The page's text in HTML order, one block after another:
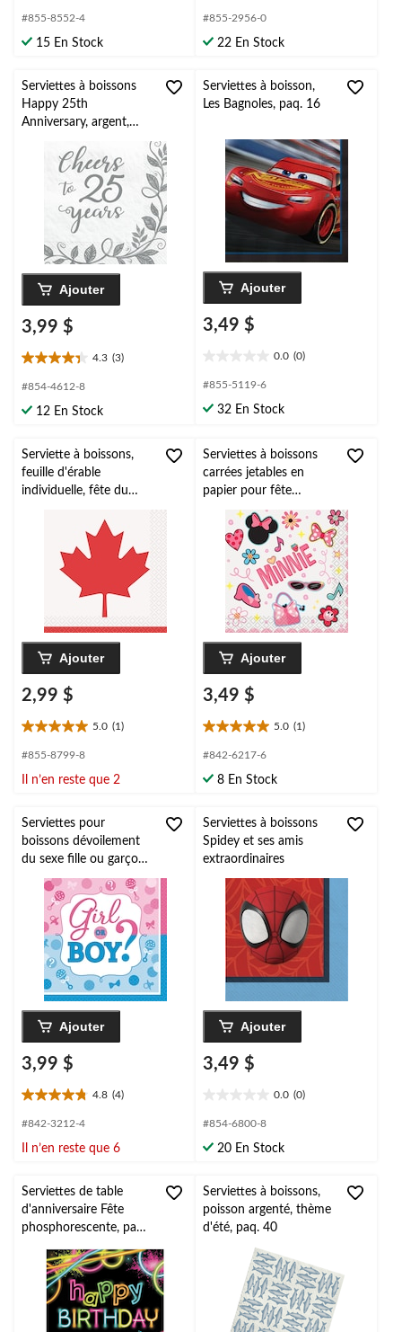
étoile(s)
5.
#855-8552-4
15 En Stock
étoile(s)
5.
#855-2956-0
22 En Stock
Serviettes à boissons
Happy 25th
Anniversary, argent,
Ajouter
3,99 $
4.3 (3)
4.3
étoile(s)
5.
évaluations
#854-4612-8
12 En Stock
Serviettes à boisson,
Les Bagnoles, paq. 16
Ajouter
3,49 $
0.0 (0)
étoile(s)
5.
#855-5119-6
32 En Stock
Serviette à boissons,
feuille d'érable
individuelle, fête du
Ajouter
2,99 $
5.0 (1)
5.0
étoile(s)
5.
évaluation
#855-8799-8
Il n’en reste que 2
Serviettes à boissons
carrées jetables en
papier pour fête
d'anniversaire Disney
Minnie Mouse, rose, 5
po, paq. 16, 2
épaisseurs
Ajouter
3,49 $
5.0 (1)
5.0
étoile(s)
5.
évaluation
#842-6217-6
8 En Stock
Serviettes pour
boissons dévoilement
du sexe fille ou garçon,
paq. 16
Ajouter
3,99 $
4.8 (4)
4.8
étoile(s)
5.
évaluations
#842-3212-4
Il n’en reste que 6
Serviettes à boissons
Spidey et ses amis
extraordinaires
Ajouter
3,49 $
0.0 (0)
étoile(s)
5.
#854-6800-8
20 En Stock
Serviettes de table
d'anniversaire Fête
phosphorescente, paq.
Serviettes à boissons,
poisson argenté, thème
d'été, paq. 40